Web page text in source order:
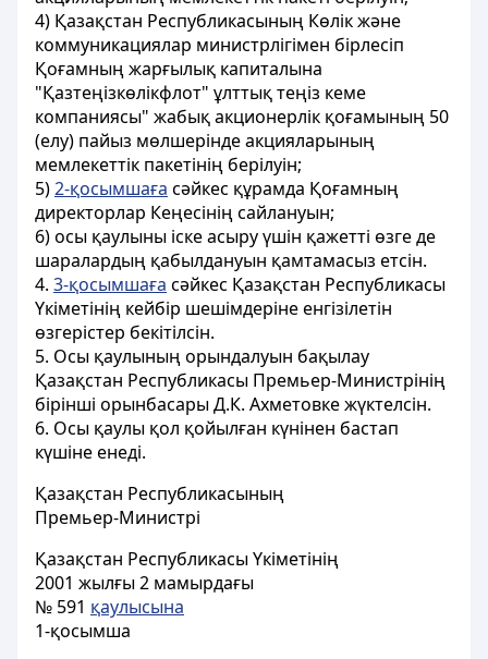
4) Қазақстан Республикасының Көлiк және
коммуникациялар министрлігімен бiрлесiп
Қоғамның жарғылық капиталына
"Қазтеңiзкөлiкфлот" ұлттық теңiз кеме
компаниясы" жабық акционерлік қоғамының 50
(елу) пайыз мөлшерiнде акцияларының
мемлекеттік пакетiнiң берiлуiн;
5)2-қосымшаға сәйкес құрамда Қоғамның
директорлар Кеңесiнiң сайлануын;
6) осы қаулыны iске асыру үшiн қажеттi өзге де
шаралардың қабылдануын қамтамасыз етсiн.
4. 3-қосымшаға сәйкес Қазақстан Республикасы
Үкіметінiң кейбір шешiмдерiне енгiзiлетiн
өзгерістер бекітілсiн.
5. Осы қаулының орындалуын бақылау
Қазақстан Республикасы Премьер-Министрінің
бiрiншi орынбасары Д.К. Ахметовке жүктелсiн.
6. Осы қаулы қол қойылған күнінен бастап
күшiне енедi.
Қазақстан Республикасының
Премьер-Министрі
Қазақстан Республикасы Үкіметінің
2001 жылғы 2 мамырдағы
№ 591 қаулысына
1-қосымша